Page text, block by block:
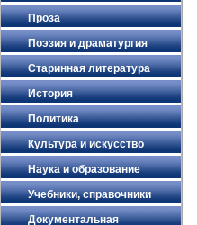
Проза
Поэзия и драматургия
Старинная литература
История
Политика
Культура и искусство
Наука и образование
Учебники, справочники
Документальная